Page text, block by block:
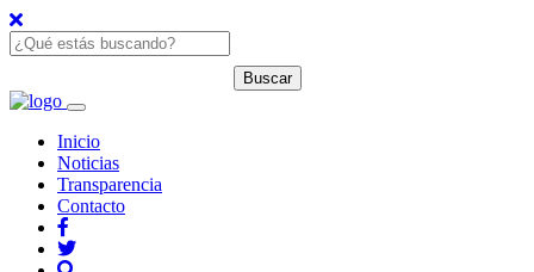
Inicio
Noticias
Transparencia
Contacto